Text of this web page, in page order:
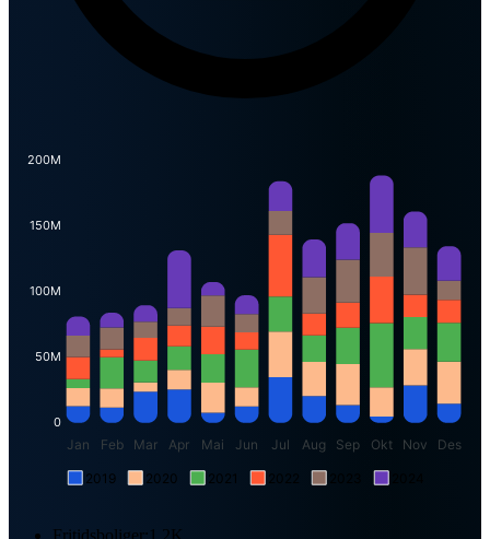
2019 2020 2021 2022
200M
150M
100M
50M
0
Jan Feb Mar Apr Mai Jun Jul Aug Sep Okt Nov Des
Fritidsboliger: 1.2K